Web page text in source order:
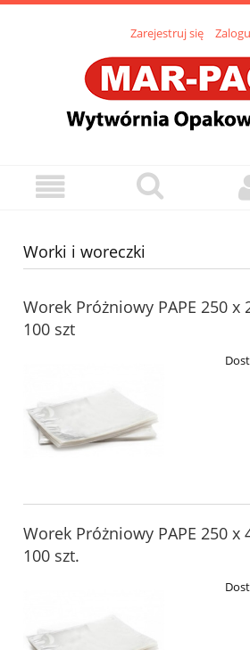
Zarejestruj się
Worki i woreczki
Worek Próżniowy PAPE 250
100 szt
Worek Próżniowy PAPE 250
100 szt.